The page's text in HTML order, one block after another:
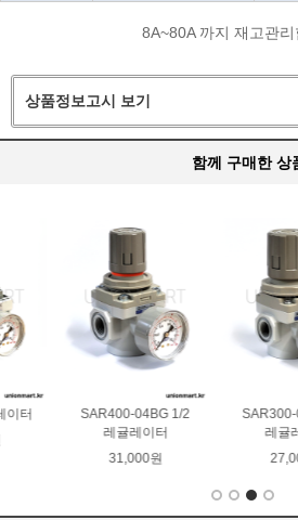
8A~80A 까지 재고관리
상품정보고시 보기
함께 구매한 상
CU040M60N
필터엘리먼트
70,000원
B10-KAW201-02
50,000원